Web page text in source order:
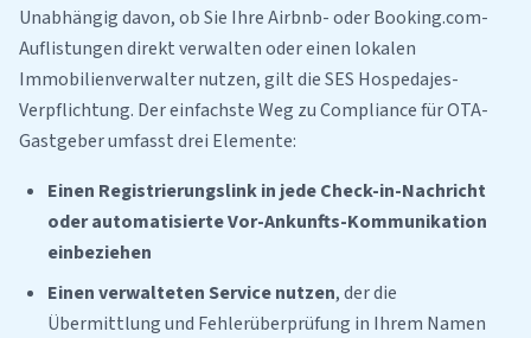
Unabhängig davon, ob Sie Ihre Airbnb- oder Booking.com-
Auflistungen direkt verwalten oder einen lokalen
Immobilienverwalter nutzen, gilt die SES Hospedajes-
Verpflichtung. Der einfachste Weg zu Compliance für OTA-
Gastgeber umfasst drei Elemente:
Einen Registrierungslink in jede Check-in-Nachricht
oder automatisierte Vor-Ankunfts-Kommunikation
einbeziehen
Einen verwalteten Service nutzen, der die
Übermittlung und Fehlerüberprüfung in Ihrem Namen